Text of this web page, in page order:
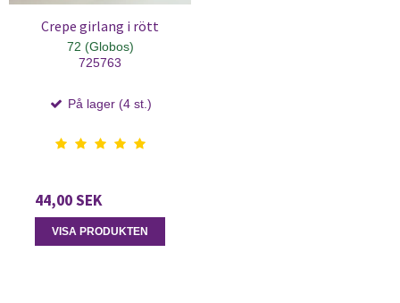
Crepe girlang i rött
72 (Globos)
725763
På lager (4 st.)
44,00 SEK
VISA PRODUKTEN